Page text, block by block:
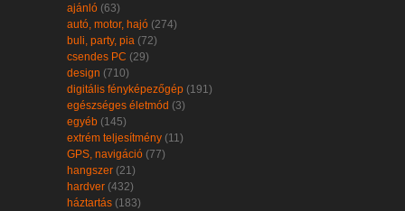
ajánló (63)
autó, motor, hajó (274)
buli, party, pia (72)
csendes PC (29)
design (710)
digitális fényképezőgép (191)
egészséges életmód (3)
egyéb (145)
extrém teljesítmény (11)
GPS, navigáció (77)
hangszer (21)
hardver (432)
háztartás (183)